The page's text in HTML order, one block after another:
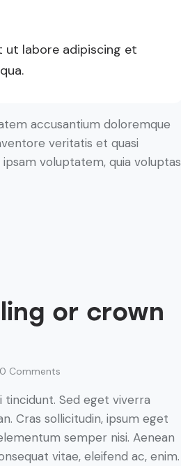
ut labore adipiscing et
accusantium doloremque
veritatis et quasi
voluptatem, quia voluptas
or crown
0 Comments
tincidunt. Sed eget viverra
Cras sollicitudin, ipsum eget
semper nisi. Aenean
vitae, eleifend ac, enim.